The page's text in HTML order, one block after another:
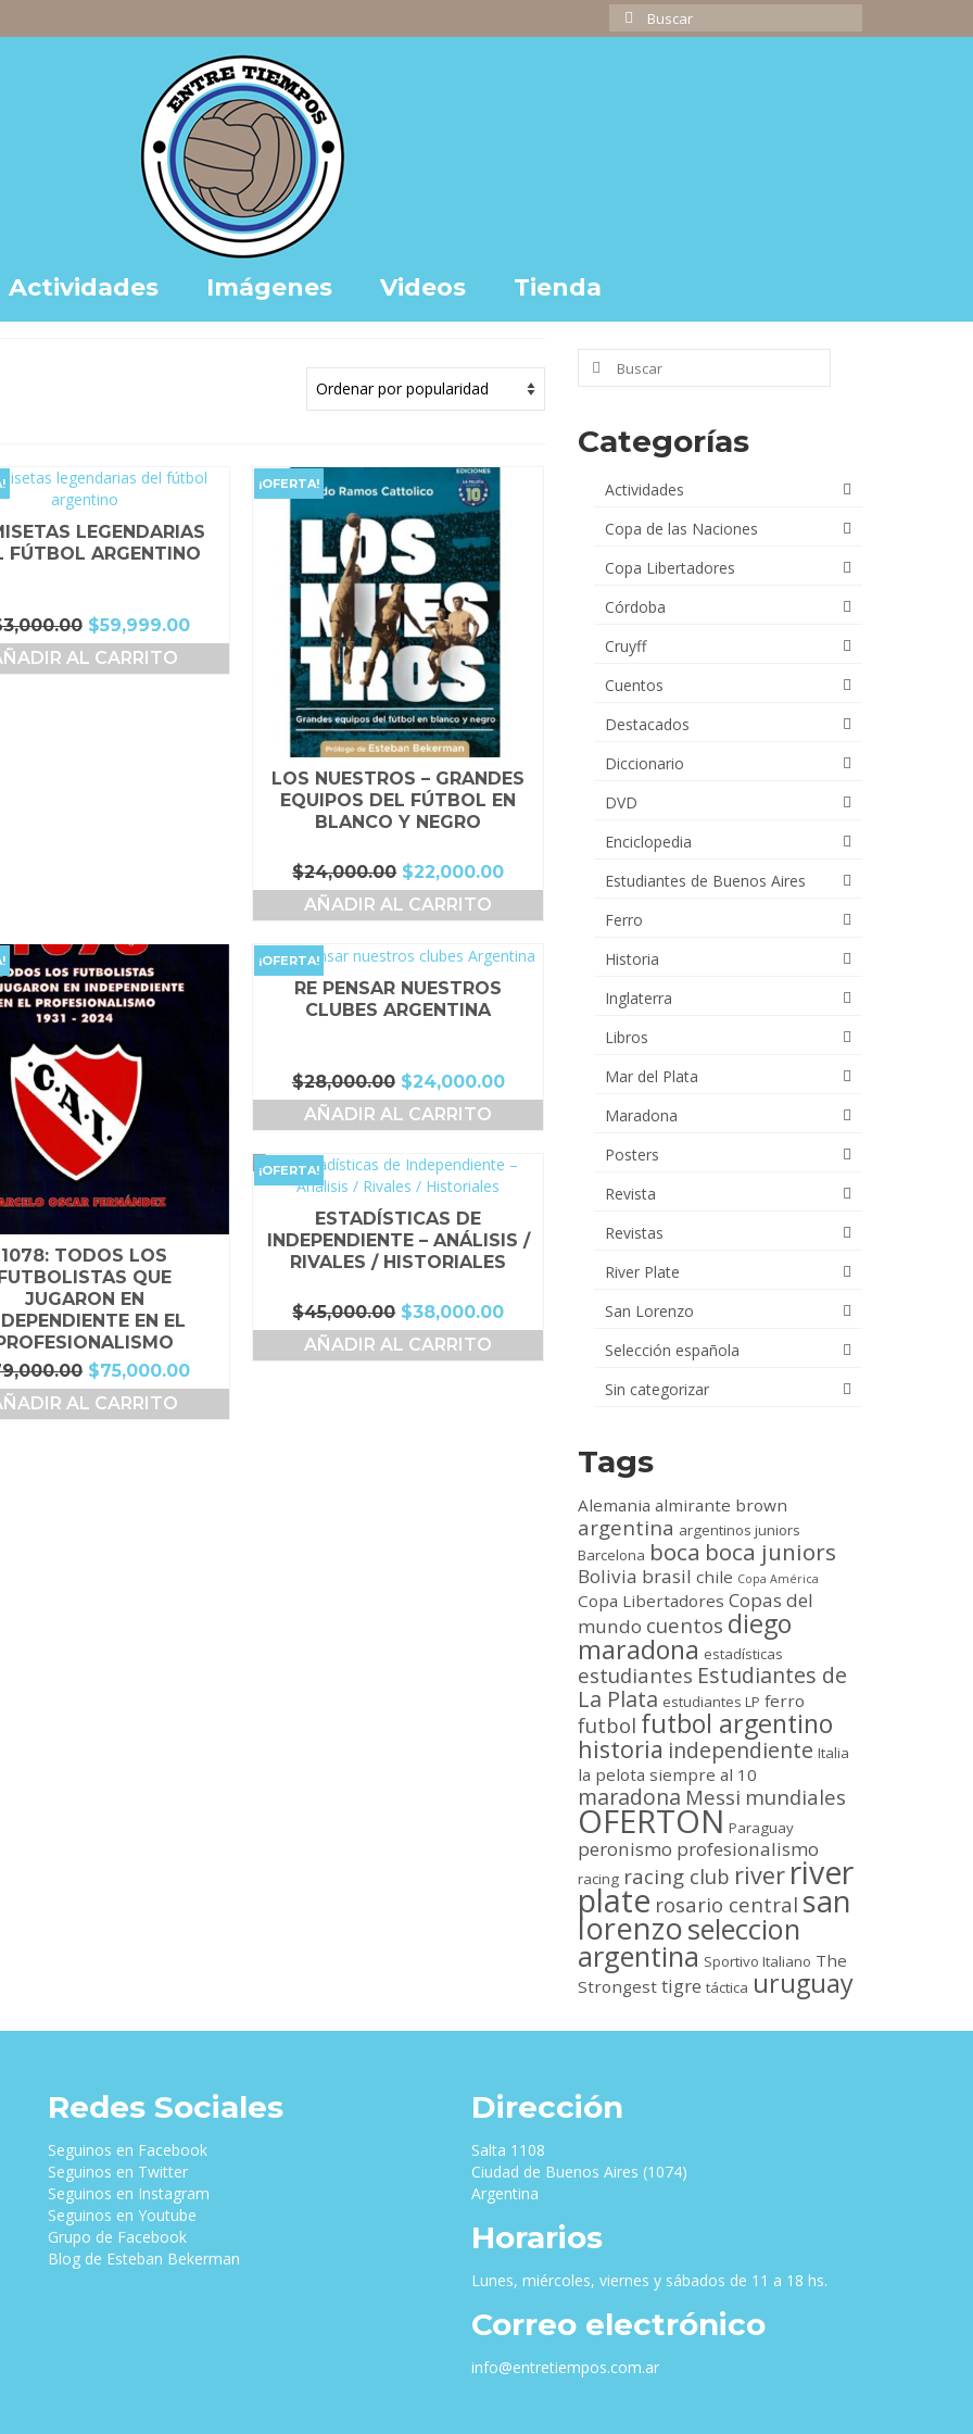
Buscar
por:
Actividades Imágenes Videos Tienda
LEGENDARIAS
FÚTBOL ARGENTINO
El
precio
original
$59,999.00El
precio
$59,999.00.
AL CARRITO
¡OFERTA!
LOS NUESTROS – GRANDES
EQUIPOS DEL FÚTBOL EN
BLANCO Y NEGRO
$24,000.00 El
precio
original
$24,000.00.
$22,000.00El
precio
$22,000.00.
AÑADIR AL CARRITO
1078: TODOS LOS
FUTBOLISTAS QUE
JUGARON EN
EN EL
El
precio
original
$75,000.00El
precio
AL CARRITO
¡OFERTA!
RE PENSAR NUESTROS
CLUBES ARGENTINA
$28,000.00 El
precio
original
$28,000.00.
$24,000.00El
precio
$24,000.00.
AÑADIR AL CARRITO
¡OFERTA!
ESTADÍSTICAS DE
INDEPENDIENTE – ANÁLISIS /
RIVALES / HISTORIALES
$45,000.00 El
precio
original
$38,000.00El
precio
$38,000.00.
AÑADIR AL CARRITO
Buscar
por:
Categorías
Actividades
Copa de las Naciones
Copa Libertadores
Córdoba
Cruyff
Cuentos
Destacados
Diccionario
DVD
Enciclopedia
Estudiantes de Buenos Aires
Ferro
Historia
Inglaterra
Libros
Mar del Plata
Maradona
Posters
Revista
Revistas
River Plate
San Lorenzo
Selección española
Sin categorizar
Tags
Alemania almirante brown
argentina argentinos juniors
Barcelona boca boca juniors
Bolivia brasil chile Copa América
Copa Libertadores Copas del
mundo cuentos diego
maradona estadísticas
estudiantes Estudiantes de
La Plata estudiantes LP ferro
futbol futbol argentino
historia independiente Italia
la pelota siempre al 10
maradona Messi mundiales
OFERTON Paraguay
peronismo profesionalismo
racing racing club river river
plate rosario central san
lorenzoseleccion
argentina Sportivo Italiano The
Strongest tigre táctica uruguay
Redes Sociales
Seguinos en Facebook
Seguinos en Twitter
Seguinos en Instagram
Seguinos en Youtube
Grupo de Facebook
Blog de Esteban Bekerman
Dirección
Salta 1108
Ciudad de Buenos Aires (1074)
Argentina
Horarios
Lunes, miércoles, viernes y sábados de 11 a 18 hs.
Correo electrónico
info@entretiempos.com.ar